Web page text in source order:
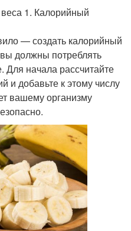
1. Калорийный
— создать калорийный
должны потреблять
Для начала рассчитайте
и добавьте к этому числу
вашему организму